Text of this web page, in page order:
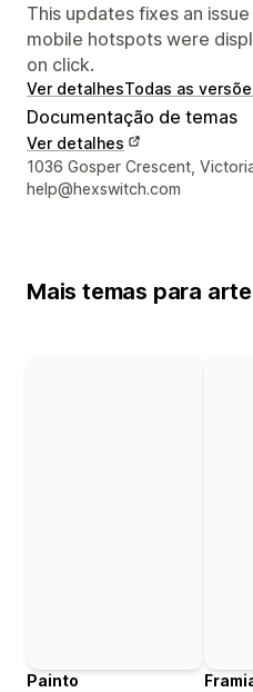
This updates fixes an
mobile hotspots were
on click.
Ver detalhesTodas as
Documentação de temas
Ver detalhes
Detalhes de contacto do
1036 Gosper Crescent,
help@hexswitch.com
Mais temas para arte
Painto